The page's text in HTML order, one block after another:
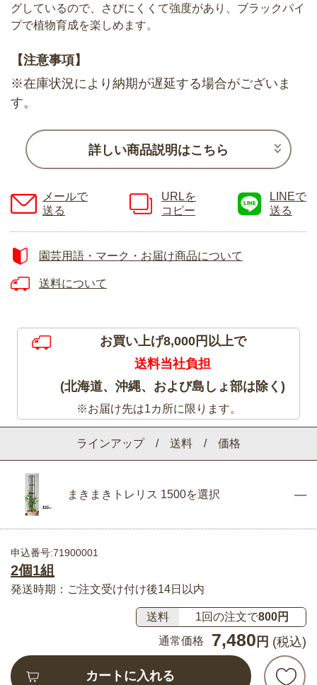
ラインアップ / 送料 / 価格
まきまきトレリス 1500を選択
申込番号:71900001
2個1組
発送時期：ご注文受け付け後14日以内
送料 1回の注文で800円
通常価格
7,480 円 (税込)
カートに入れる
グしているので、さびにくくて強度があり、ブラックパイ
プで植物育成を楽しめます。
【注意事項】
※在庫状況により納期が遅延する場合がございま
す。
詳しい商品説明はこちら
メールで
送る
URLを
コピー
LINEで
送る
園芸用語・マーク・お届け商品について
送料について
お買い上げ8,000円以上で
送料当社負担
(北海道、沖縄、および島しょ部は除く)
※お届け先は1カ所に限ります。